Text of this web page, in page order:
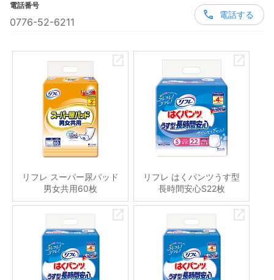
電話番号
0776-52-6211
電話する
リフレ スーパー尿パッド
男女共用60枚
リフレ はくパンツうす型
長時間安心S22枚